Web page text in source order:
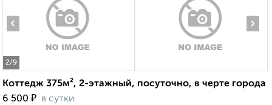
2/9
‹ ›
Коттедж 375м², 2-этажный, посуточно, в черте города
6 500 ₽ в сутки